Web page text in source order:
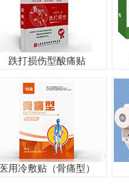
跌打损伤型酸痛贴
医用冷敷贴（骨痛型）